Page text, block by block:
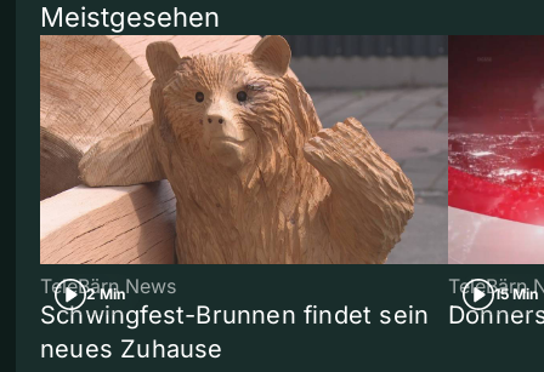
Meistgesehen
2 Min
TeleBärn News
Schwingfest-Brunnen findet sein
neues Zuhause
15 Min
TeleBärn